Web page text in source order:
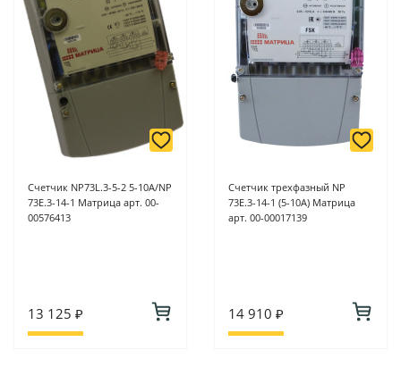
Счетчик NP73L.3-5-2 5-10А/NP
73Е.3-14-1 Матрица арт. 00-
00576413
13 125 ₽
Счетчик трехфазный NP
73E.3-14-1 (5-10А) Матрица
арт. 00-00017139
14 910 ₽